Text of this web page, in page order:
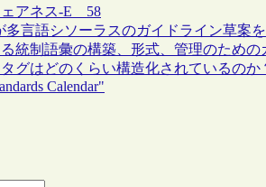
ェアネス-E 58
多言語シソーラスのガイドライン草案
統制語彙の構築、形式、管理のための
グはどのくらい構造化されているのか
Calendar"